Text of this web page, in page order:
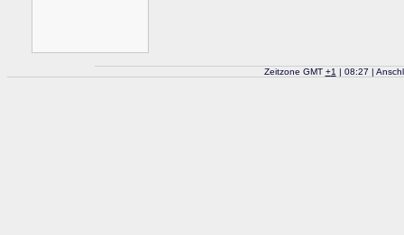
Zeitzone GMT +1 | 08:27 |